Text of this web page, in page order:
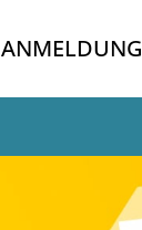
ANMELDUNG